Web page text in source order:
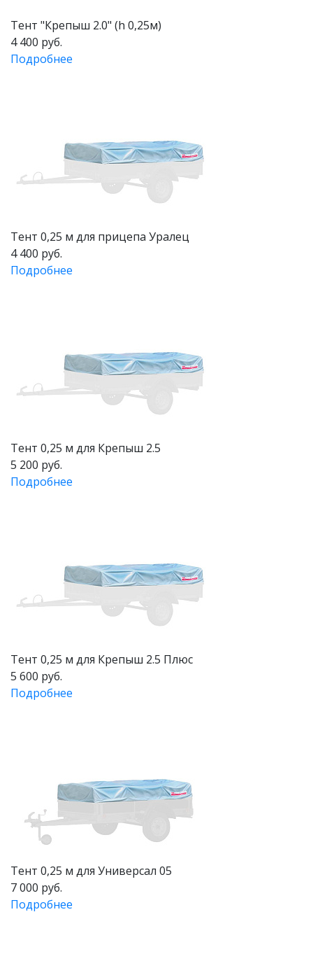
Тент "Крепыш 2.0" (h 0,25м)
4 400 руб.
Подробнее
Тент 0,25 м для прицепа Уралец
4 400 руб.
Подробнее
Тент 0,25 м для Крепыш 2.5
5 200 руб.
Подробнее
Тент 0,25 м для Крепыш 2.5 Плюс
5 600 руб.
Подробнее
Тент 0,25 м для Универсал 05
7 000 руб.
Подробнее